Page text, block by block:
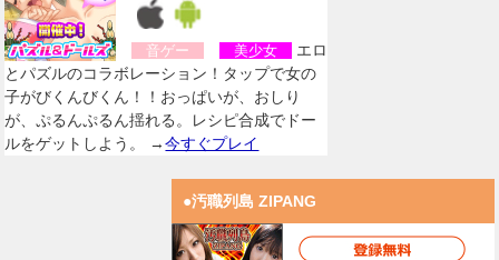
音ゲー 美少女
エロ
とパズルのコラボレーション！タップで女の
子がびくんびくん！！おっぱいが、おしり
が、ぷるんぷるん揺れる。レシピ合成でドー
ルをゲットしよう。 →今すぐプレイ
●汚職列島 ZIPANG